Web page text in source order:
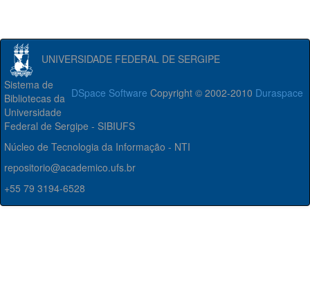
UNIVERSIDADE FEDERAL DE SERGIPE
DSpace Software Copyright © 2002-2010 Duraspace
Sistema de
Bibliotecas da
Universidade
Federal de Sergipe - SIBIUFS
Núcleo de Tecnologia da Informação - NTI
repositorio@academico.ufs.br
+55 79 3194-6528